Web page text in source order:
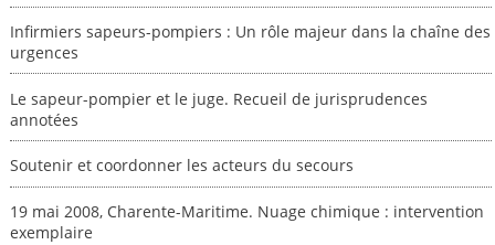
Infirmiers sapeurs-pompiers : Un rôle majeur dans la chaîne des
urgences
Le sapeur-pompier et le juge. Recueil de jurisprudences
annotées
Soutenir et coordonner les acteurs du secours
19 mai 2008, Charente-Maritime. Nuage chimique : intervention
exemplaire